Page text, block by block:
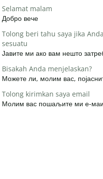
Selamat malam
Добро вече
Tolong beri tahu saya jika
sesuatu
Јавите ми ако вам нешто
Bisakah Anda menjelaskan?
Можете ли, молим вас,
Tolong kirimkan saya email
Молим вас пошаљите ми е-